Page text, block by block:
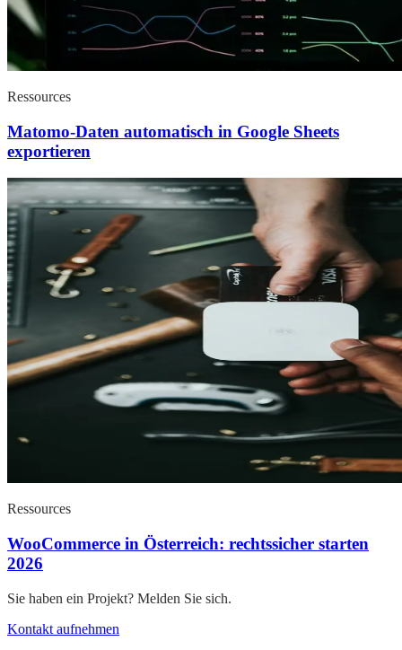
Ressources
Matomo-Daten automatisch in Google Sheets
exportieren
Ressources
WooCommerce in Österreich: rechtssicher starten
2026
Sie haben ein Projekt? Melden Sie sich.
Kontakt aufnehmen